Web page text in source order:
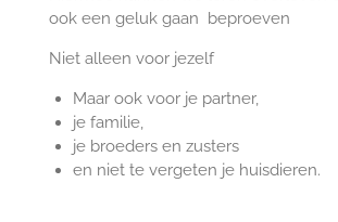
ook een geluk gaan beproeven
Niet alleen voor jezelf
Maar ook voor je partner,
je familie,
je broeders en zusters
en niet te vergeten je huisdieren.